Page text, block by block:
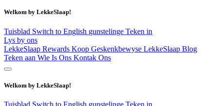
Welkom by LekkeSlaap!
Tuisblad Switch to English gunstelinge Teken in
Lys by ons
LekkeSlaap Rewards Koop Geskenkbewyse LekkeSlaap Blog
Teken aan Wie Is Ons Kontak Ons
Welkom by LekkeSlaap!
Tuisblad Switch to English gunstelinge Teken in